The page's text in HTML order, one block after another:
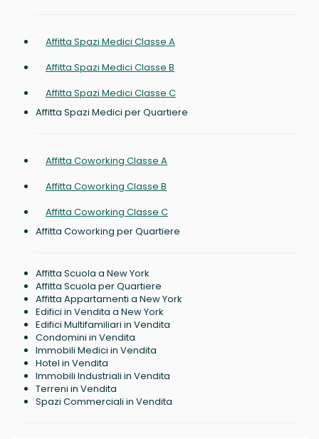
Affitta Spazi Medici Classe A
Affitta Spazi Medici Classe B
Affitta Spazi Medici Classe C
Affitta Spazi Medici per Quartiere
Affitta Coworking Classe A
Affitta Coworking Classe B
Affitta Coworking Classe C
Affitta Coworking per Quartiere
Affitta Scuola a New York
Affitta Scuola per Quartiere
Affitta Appartamenti a New York
Edifici in Vendita a New York
Edifici Multifamiliari in Vendita
Condomini in Vendita
Immobili Medici in Vendita
Hotel in Vendita
Immobili Industriali in Vendita
Terreni in Vendita
Spazi Commerciali in Vendita